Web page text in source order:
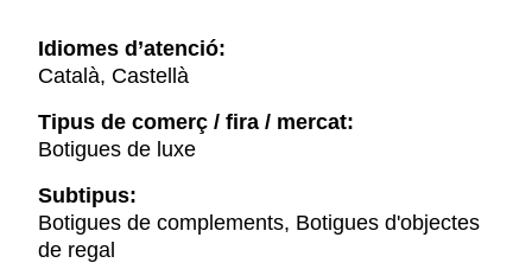
Idiomes d’atenció:
Català, Castellà
Tipus de comerç / fira / mercat:
Botigues de luxe
Subtipus:
Botigues de complements, Botigues d'objectes
de regal